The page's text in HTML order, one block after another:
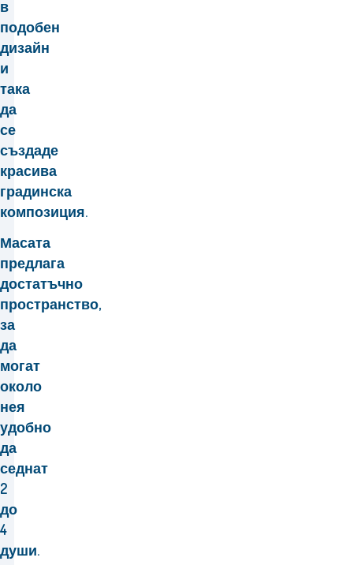
в
подобен
дизайн
и
така
да
се
създаде
красива
градинска
композиция.
Масата
предлага
достатъчно
пространство,
за
да
могат
около
нея
удобно
да
седнат
2
до
4
души.